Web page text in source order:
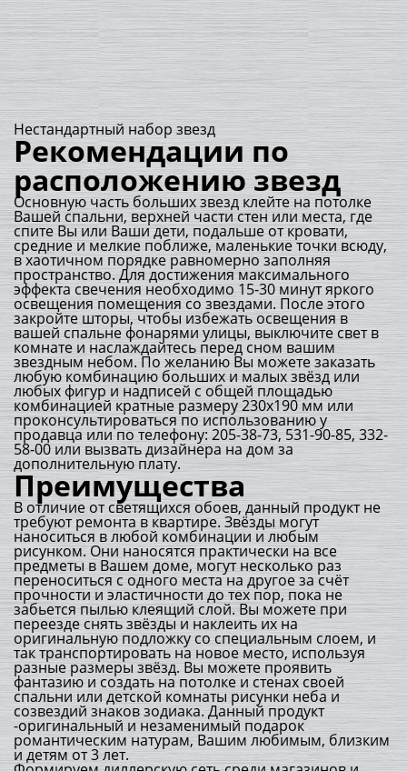
Нестандартный набор звезд
Рекомендации по
расположению звезд
Основную часть больших звезд клейте на потолке
Вашей спальни, верхней части стен или места, где
спите Вы или Ваши дети, подальше от кровати,
средние и мелкие поближе, маленькие точки всюду,
в хаотичном порядке равномерно заполняя
пространство. Для достижения максимального
эффекта свечения необходимо 15-30 минут яркого
освещения помещения со звездами. После этого
закройте шторы, чтобы избежать освещения в
вашей спальне фонарями улицы, выключите свет в
комнате и наслаждайтесь перед сном вашим
звездным небом. По желанию Вы можете заказать
любую комбинацию больших и малых звёзд или
любых фигур и надписей с общей площадью
комбинацией кратные размеру 230х190 мм или
проконсультироваться по использованию у
продавца или по телефону: 205-38-73, 531-90-85, 332-
58-00 или вызвать дизайнера на дом за
дополнительную плату.
Преимущества
В отличие от светящихся обоев, данный продукт не
требуют ремонта в квартире. Звёзды могут
наноситься в любой комбинации и любым
рисунком. Они наносятся практически на все
предметы в Вашем доме, могут несколько раз
переноситься с одного места на другое за счёт
прочности и эластичности до тех пор, пока не
забьется пылью клеящий слой. Вы можете при
переезде снять звёзды и наклеить их на
оригинальную подложку со специальным слоем, и
так транспортировать на новое место, используя
разные размеры звёзд. Вы можете проявить
фантазию и создать на потолке и стенах своей
спальни или детской комнаты рисунки неба и
созвездий знаков зодиака. Данный продукт
-оригинальный и незаменимый подарок
романтическим натурам, Вашим любимым, близким
и детям от 3 лет.